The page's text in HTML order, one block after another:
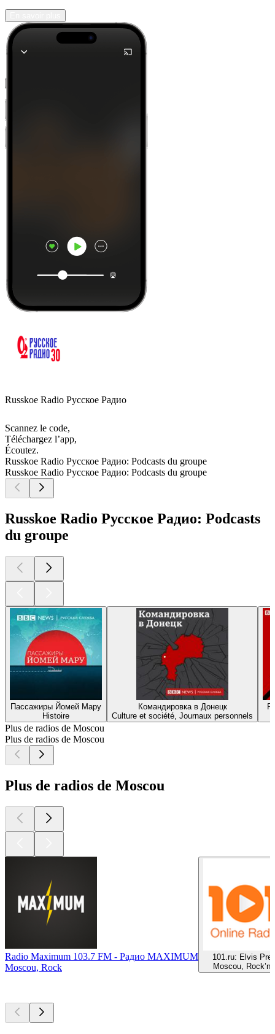
Russkoe Radio Русское Радио
Scannez le code,
Téléchargez l’app,
Écoutez.
Russkoe Radio Русское Радио: Podcasts du groupe
Russkoe Radio Русское Радио: Podcasts du groupe
Russkoe Radio Русское Радио: Podcasts
du groupe
Пассажиры Йомей Мару
Histoire
Командировка в Донецк
Culture et société, Journaux personnels
Plus de radios de Moscou
Plus de radios de Moscou
Plus de radios de Moscou
Radio Maximum 103.7 FM - Радио MAXIMUM
Moscou, Rock
101.ru: Elvis
Moscou,